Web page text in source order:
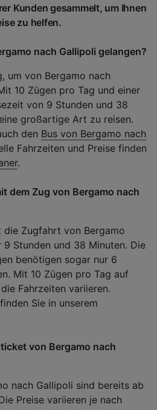
Kunden gesammelt, um Ihnen
zu helfen.
nach Gallipoli gelangen?
um von Bergamo nach
10 Zügen pro Tag und einer
von 9 Stunden und 38
großartige Art zu reisen.
den Bus von Bergamo nach
Fahrzeiten und Preise finden
.
dem Zug von Bergamo nach
Zugfahrt von Bergamo
Stunden und 38 Minuten. Die
benötigen sogar nur 6
Mit 10 Zügen pro Tag auf
Fahrzeiten variieren.
Sie in unserem
von Bergamo nach
nach Gallipoli sind bereits ab
Preise variieren je nach